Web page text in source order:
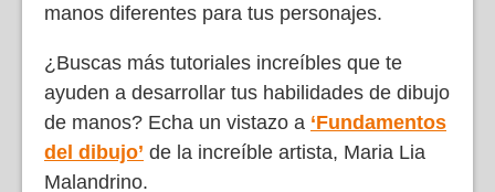
manos diferentes para tus personajes.
¿Buscas más tutoriales increíbles que te
ayuden a desarrollar tus habilidades de dibujo
de manos? Echa un vistazo a ‘Fundamentos
del dibujo’ de la increíble artista, Maria Lia
Malandrino.